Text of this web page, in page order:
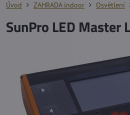
Úvod ZAHRADA indoor Osvětlení
SunPro LED Master